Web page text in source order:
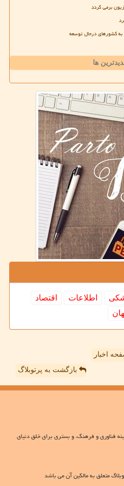
برمی گردد
ها
اطلاعات
اقتصاد
اخبار
بازگشت به پرتوبلاگ
فناوری و فرهنگ، و بستری برای خلق دنیای